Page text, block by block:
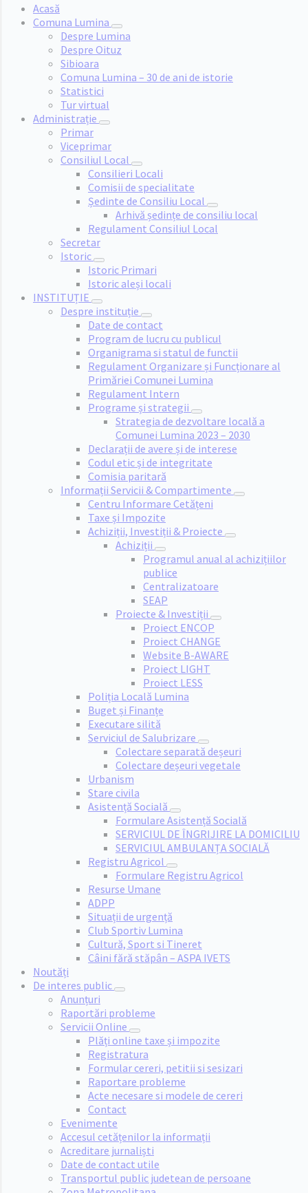
Acasă
Comuna Lumina
Despre Lumina
Despre Oituz
Sibioara
Comuna Lumina – 30 de ani de istorie
Statistici
Tur virtual
Administrație
Primar
Viceprimar
Consiliul Local
Consilieri Locali
Comisii de specialitate
Ședinte de Consiliu Local
Arhivă ședințe de consiliu local
Regulament Consiliul Local
Secretar
Istoric
Istoric Primari
Istoric aleși locali
INSTITUȚIE
Despre instituție
Date de contact
Program de lucru cu publicul
Organigrama si statul de functii
Regulament Organizare și Funcționare al
Primăriei Comunei Lumina
Regulament Intern
Programe și strategii
Strategia de dezvoltare locală a
Comunei Lumina 2023 – 2030
Declarații de avere și de interese
Codul etic și de integritate
Comisia paritară
Informații Servicii & Compartimente
Centru Informare Cetățeni
Taxe și Impozite
Achiziții, Investiții & Proiecte
Achiziții
Programul anual al achizițiilor
publice
Centralizatoare
SEAP
Proiecte & Investiții
Proiect ENCOP
Proiect CHANGE
Website B-AWARE
Proiect LIGHT
Proiect LESS
Poliția Locală Lumina
Buget și Finanțe
Executare silită
Serviciul de Salubrizare
Colectare separată deșeuri
Colectare deșeuri vegetale
Urbanism
Stare civila
Asistență Socială
Formulare Asistență Socială
SERVICIUL DE ÎNGRIJIRE LA DOMICILIU
SERVICIUL AMBULANȚA SOCIALĂ
Registru Agricol
Formulare Registru Agricol
Resurse Umane
ADPP
Situații de urgență
Club Sportiv Lumina
Cultură, Sport si Tineret
Câini fără stăpân – ASPA IVETS
Noutăți
De interes public
Anunțuri
Raportări probleme
Servicii Online
Plăți online taxe și impozite
Registratura
Formular cereri, petitii si sesizari
Raportare probleme
Acte necesare si modele de cereri
Contact
Evenimente
Accesul cetățenilor la informații
Acreditare jurnaliști
Date de contact utile
Transportul public judetean de persoane